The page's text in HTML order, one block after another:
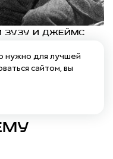
Зузу и Джеймс
© 1946
нужно для лучшей
сайтом, вы